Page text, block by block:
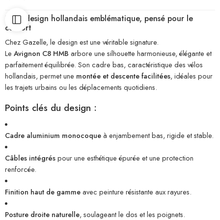
1. Un design hollandais emblématique, pensé pour le
confort
Chez Gazelle, le design est une véritable signature.
Le Avignon C8 HMB arbore une silhouette harmonieuse, élégante et
parfaitement équilibrée. Son cadre bas, caractéristique des vélos
hollandais, permet une montée et descente facilitées, idéales pour
les trajets urbains ou les déplacements quotidiens.
Points clés du design :
Cadre aluminium monocoqueà enjambement bas, rigide et stable.
Câbles intégréspour une esthétique épurée et une protection
renforcée.
Finition haut de gammeavec peinture résistante aux rayures.
Posture droite naturelle, soulageant le dos et les poignets.